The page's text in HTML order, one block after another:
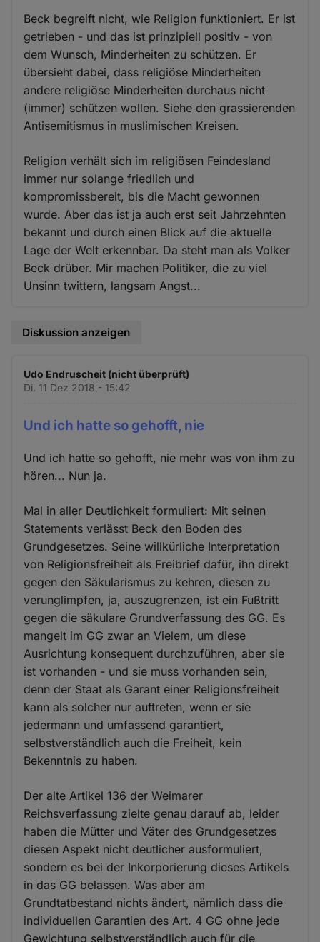
Beck begreift nicht, wie Religion funktioniert. Er ist
getrieben - und das ist prinzipiell positiv - von
dem Wunsch, Minderheiten zu schützen. Er
übersieht dabei, dass religiöse Minderheiten
andere religiöse Minderheiten durchaus nicht
(immer) schützen wollen. Siehe den grassierenden
Antisemitismus in muslimischen Kreisen.
Religion verhält sich im religiösen Feindesland
immer nur solange friedlich und
kompromissbereit, bis die Macht gewonnen
wurde. Aber das ist ja auch erst seit Jahrzehnten
bekannt und durch einen Blick auf die aktuelle
Lage der Welt erkennbar. Da steht man als Volker
Beck drüber. Mir machen Politiker, die zu viel
Unsinn twittern, langsam Angst...
Diskussion anzeigen
Udo Endruscheit (nicht überprüft)
Di. 11 Dez 2018 - 15:42
Und ich hatte so gehofft, nie
Und ich hatte so gehofft, nie mehr was von ihm zu
hören... Nun ja.
Mal in aller Deutlichkeit formuliert: Mit seinen
Statements verlässt Beck den Boden des
Grundgesetzes. Seine willkürliche Interpretation
von Religionsfreiheit als Freibrief dafür, ihn direkt
gegen den Säkularismus zu kehren, diesen zu
verunglimpfen, ja, auszugrenzen, ist ein Fußtritt
gegen die säkulare Grundverfassung des GG. Es
mangelt im GG zwar an Vielem, um diese
Ausrichtung konsequent durchzuführen, aber sie
ist vorhanden - und sie muss vorhanden sein,
denn der Staat als Garant einer Religionsfreiheit
kann als solcher nur auftreten, wenn er sie
jedermann und umfassend garantiert,
selbstverständlich auch die Freiheit, kein
Bekenntnis zu haben.
Der alte Artikel 136 der Weimarer
Reichsverfassung zielte genau darauf ab, leider
haben die Mütter und Väter des Grundgesetzes
diesen Aspekt nicht deutlicher ausformuliert,
sondern es bei der Inkorporierung dieses Artikels
in das GG belassen. Was aber am
Grundtatbestand nichts ändert, nämlich dass die
individuellen Garantien des Art. 4 GG ohne jede
Gewichtung selbstverständlich auch für die